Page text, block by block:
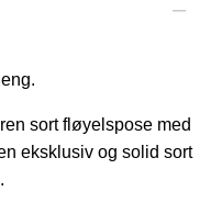
sort fløyelspose med
eksklusiv og solid sort